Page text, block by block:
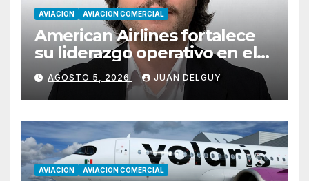
AVIACION AVIACION COMERCIAL
American Airlines fortalece
su liderazgo operativo en el
Cono Sur con Luiz Laham
AGOSTO 5, 2026 JUAN DELGUY
AVIACION AVIACION COMERCIAL